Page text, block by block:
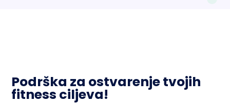
Podrška za ostvarenje tvojih
fitness ciljeva!